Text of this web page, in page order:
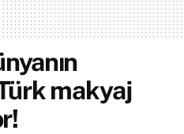
makyaj